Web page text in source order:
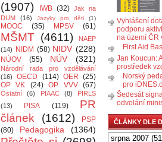
(1907)
IWB (32) Jak na
DUM
(16) Jazyky pro děti (1)
MOOC (35) MPSV (61)
MŠMT (4611)
NAEP
(14)
NIDM (58) NIDV (228)
NÚOV (55) NÚV (321)
Národní rada pro vzdělávání
(16)
OECD (114) OER (25)
OP VK
(24) OP VVV (67)
Ostatní (6) PIAAC (8)
PIRLS
(13)
PISA (119)
PR
článek
(1612)
PSP
(80)
Pedagogika (1364)
Vyhlášení
podporu
na území ČR
First Aid
Jan Koucun:
prostředek
Norský
pro
Šedesát
odvolání
ČLÁNKY DLE